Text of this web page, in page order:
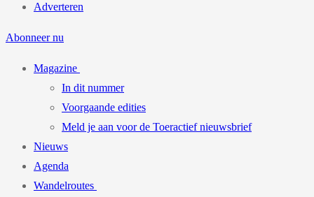
Adverteren
Abonneer nu
Magazine
In dit nummer
Voorgaande edities
Meld je aan voor de Toeractief nieuwsbrief
Nieuws
Agenda
Wandelroutes